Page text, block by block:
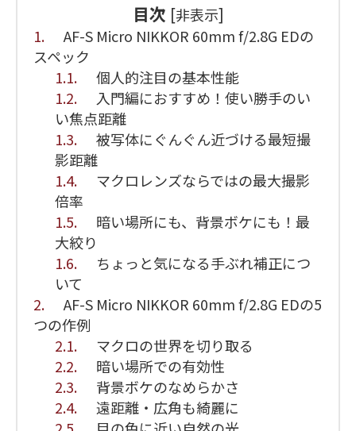
目次 [非表示]
1.
AF-S Micro NIKKOR 60mm f/2.8G EDの
スペック
1.1.
個人的注目の基本性能
1.2.
入門編におすすめ！使い勝手のい
い焦点距離
1.3.
被写体にぐんぐん近づける最短撮
影距離
1.4.
マクロレンズならではの最大撮影
倍率
1.5.
暗い場所にも、背景ボケにも！最
大絞り
1.6.
ちょっと気になる手ぶれ補正につ
いて
2.
AF-S Micro NIKKOR 60mm f/2.8G EDの5
つの作例
2.1.
マクロの世界を切り取る
2.2.
暗い場所での有効性
2.3.
背景ボケのなめらかさ
2.4.
遠距離・広角も綺麗に